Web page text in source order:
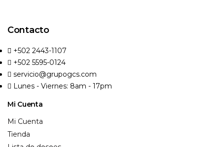
Contacto
+502 2443-1107
+502 5595-0124
servicio@grupogcs.com
Lunes - Viernes: 8am - 17pm
Mi Cuenta
Mi Cuenta
Tienda